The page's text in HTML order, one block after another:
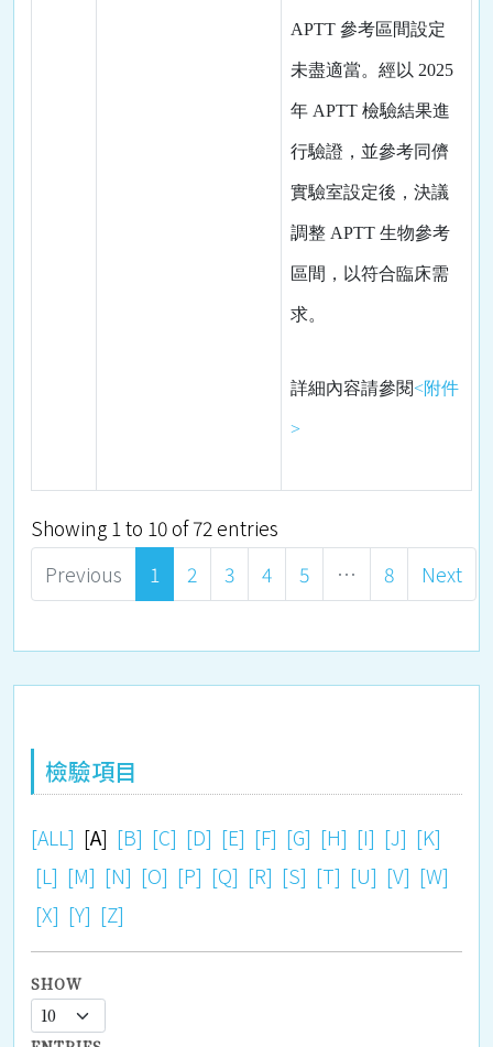
APTT 參考區間設定
未盡適當。經以 2025
年 APTT 檢驗結果進
行驗證，並參考同儕
實驗室設定後，決議
調整 APTT 生物參考
區間，以符合臨床需
求。
詳細內容請參閱<附件
>
Showing 1 to 10 of 72 entries
Previous
1 2 3 4 5 … 8 Next
檢驗項目
[ALL] [A] [B] [C] [D] [E] [F] [G] [H] [I] [J] [K]
[L] [M] [N] [O] [P] [Q] [R] [S] [T] [U] [V] [W]
[X] [Y] [Z]
SHOW